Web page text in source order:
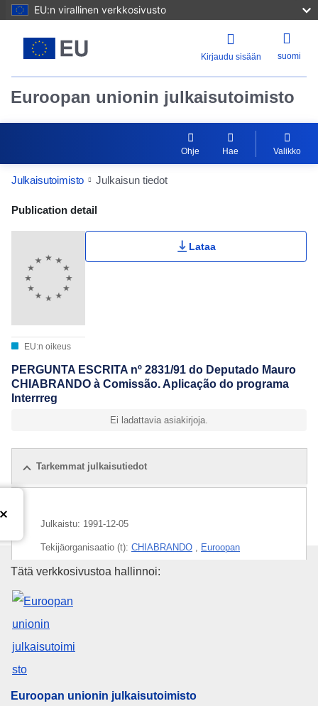
EU:n virallinen verkkosivusto
Kirjaudu sisään suomi
Euroopan unionin julkaisutoimisto
Ohje Hae Valikko
Julkaisutoimisto Julkaisun tiedot
Publication Detail Actions Portlet
Publication detail
EU:n oikeus
Lataa
PERGUNTA ESCRITA nº 2831/91 do Deputado Mauro
CHIABRANDO à Comissão. Aplicação do programa
Interrreg
Ei ladattavia asiakirjoja.
Tarkemmat julkaisutiedot
Julkaistu: 1991-12-05
Tekijäorganisaatio (t): CHIABRANDO
Euroopan
maatalouden rakennepolitiikka
yhteistyö
Euroopan unionin
Tätä verkkosivustoa hallinnoi:
Euroopan unionin julkaisutoimisto